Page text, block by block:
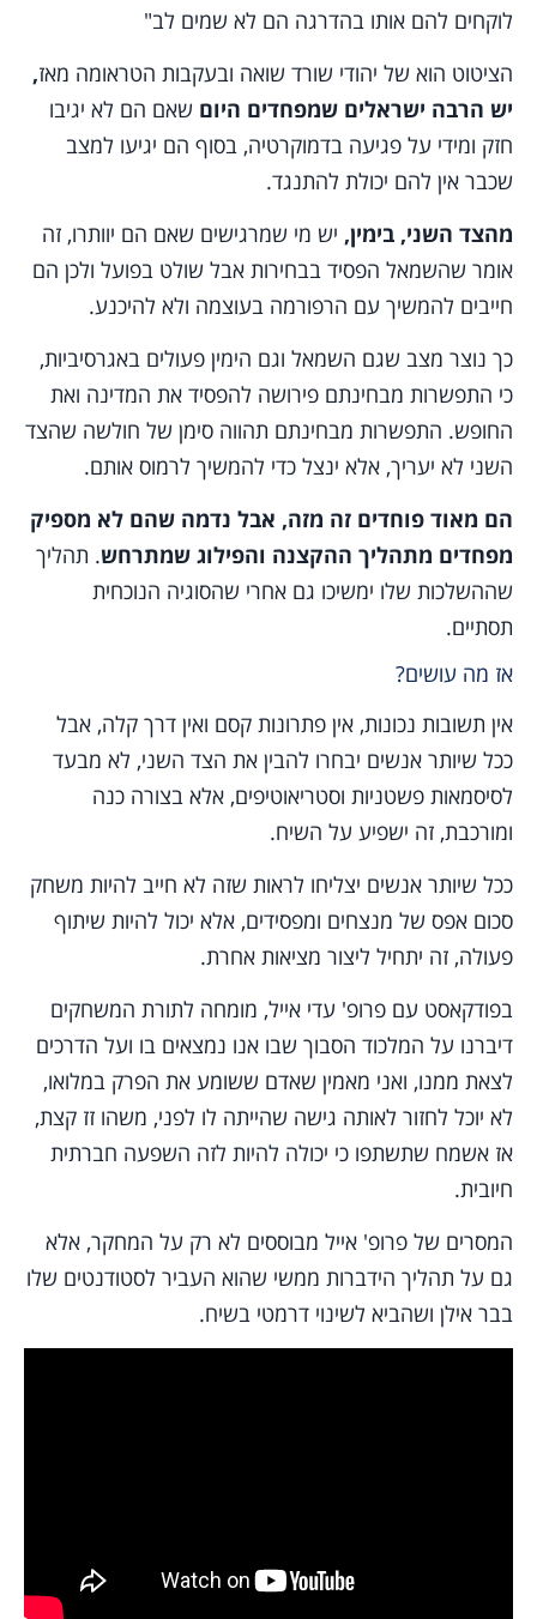
לוקחים להם אותו בהדרגה הם לא שמים לב"
הציטוט הוא של יהודי שורד שואה ובעקבות הטראומה מאז,
יש הרבה ישראלים שמפחדים היום שאם הם לא יגיבו
חזק ומידי על פגיעה בדמוקרטיה, בסוף הם יגיעו למצב
שכבר אין להם יכולת להתנגד.
מהצד השני, בימין, יש מי שמרגישים שאם הם יוותרו, זה
אומר שהשמאל הפסיד בבחירות אבל שולט בפועל ולכן הם
חייבים להמשיך עם הרפורמה בעוצמה ולא להיכנע.
כך נוצר מצב שגם השמאל וגם הימין פעולים באגרסיביות,
כי התפשרות מבחינתם פירושה להפסיד את המדינה ואת
החופש. התפשרות מבחינתם תהווה סימן של חולשה שהצד
השני לא יעריך, אלא ינצל כדי להמשיך לרמוס אותם.
הם מאוד פוחדים זה מזה, אבל נדמה שהם לא מספיק
מפחדים מתהליך ההקצנה והפילוג שמתרחש. תהליך
שההשלכות שלו ימשיכו גם אחרי שהסוגיה הנוכחית
תסתיים.
אז מה עושים?
אין תשובות נכונות, אין פתרונות קסם ואין דרך קלה, אבל
ככל שיותר אנשים יבחרו להבין את הצד השני, לא מבעד
לסיסמאות פשטניות וסטריאוטיפים, אלא בצורה כנה
ומורכבת, זה ישפיע על השיח.
ככל שיותר אנשים יצליחו לראות שזה לא חייב להיות משחק
סכום אפס של מנצחים ומפסידים, אלא יכול להיות שיתוף
פעולה, זה יתחיל ליצור מציאות אחרת.
בפודקאסט עם פרופ' עדי אייל, מומחה לתורת המשחקים
דיברנו על המלכוד הסבוך שבו אנו נמצאים בו ועל הדרכים
לצאת ממנו, ואני מאמין שאדם ששומע את הפרק במלואו,
לא יוכל לחזור לאותה גישה שהייתה לו לפני, משהו זז קצת,
אז אשמח שתשתפו כי יכולה להיות לזה השפעה חברתית
חיובית.
המסרים של פרופ' אייל מבוססים לא רק על המחקר, אלא
גם על תהליך הידברות ממשי שהוא העביר לסטודנטים שלו
בבר אילן ושהביא לשינוי דרמטי בשיח.